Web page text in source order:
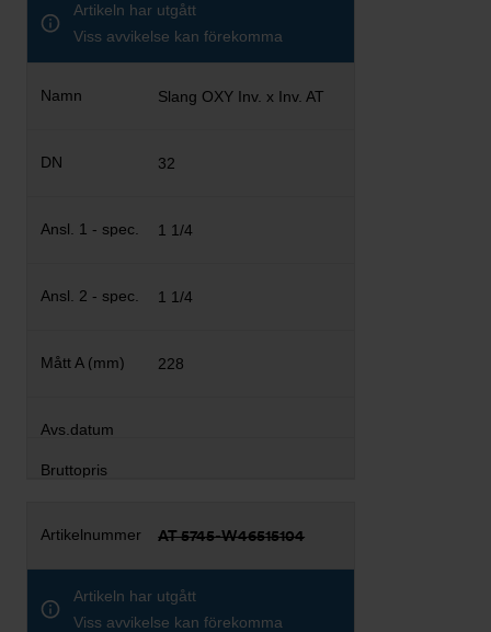
Artikeln har utgått
Viss avvikelse kan förekomma
Slang OXY Inv. x Inv. AT
32
1 1/4
1 1/4
228
AT 5745-W46515104
Artikeln har utgått
Viss avvikelse kan förekomma